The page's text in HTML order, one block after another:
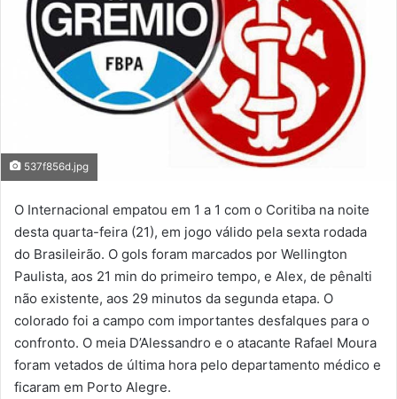
537f856d.jpg
O Internacional empatou em 1 a 1 com o Coritiba na noite
desta quarta-feira (21), em jogo válido pela sexta rodada
do Brasileirão. O gols foram marcados por Wellington
Paulista, aos 21 min do primeiro tempo, e Alex, de pênalti
não existente, aos 29 minutos da segunda etapa. O
colorado foi a campo com importantes desfalques para o
confronto. O meia D’Alessandro e o atacante Rafael Moura
foram vetados de última hora pelo departamento médico e
ficaram em Porto Alegre.